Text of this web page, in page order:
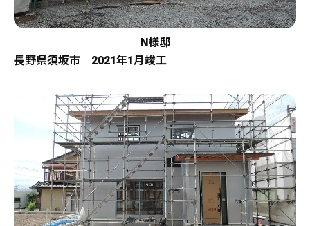
N様邸
長野県須坂市 2021年1月竣工